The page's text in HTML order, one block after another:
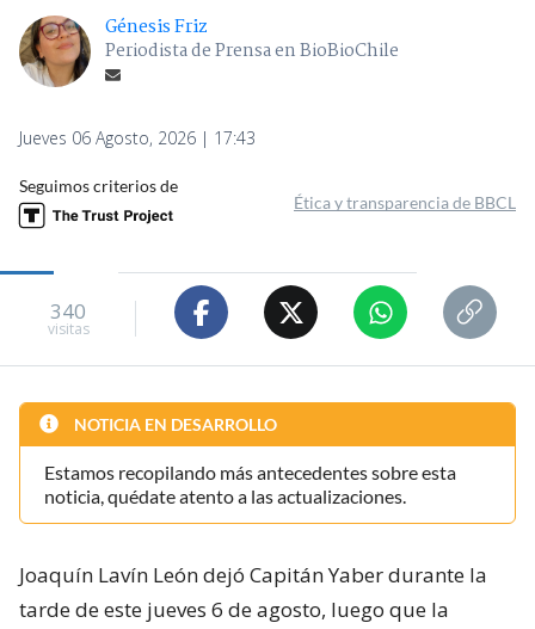
Génesis Friz
Periodista de Prensa en BioBioChile
Jueves 06 Agosto, 2026 | 17:43
Seguimos criterios de
Ética y transparencia de BBCL
340
visitas
NOTICIA EN DESARROLLO
Estamos recopilando más antecedentes sobre esta
noticia, quédate atento a las actualizaciones.
Joaquín Lavín León dejó Capitán Yaber durante la
tarde de este jueves 6 de agosto, luego que la